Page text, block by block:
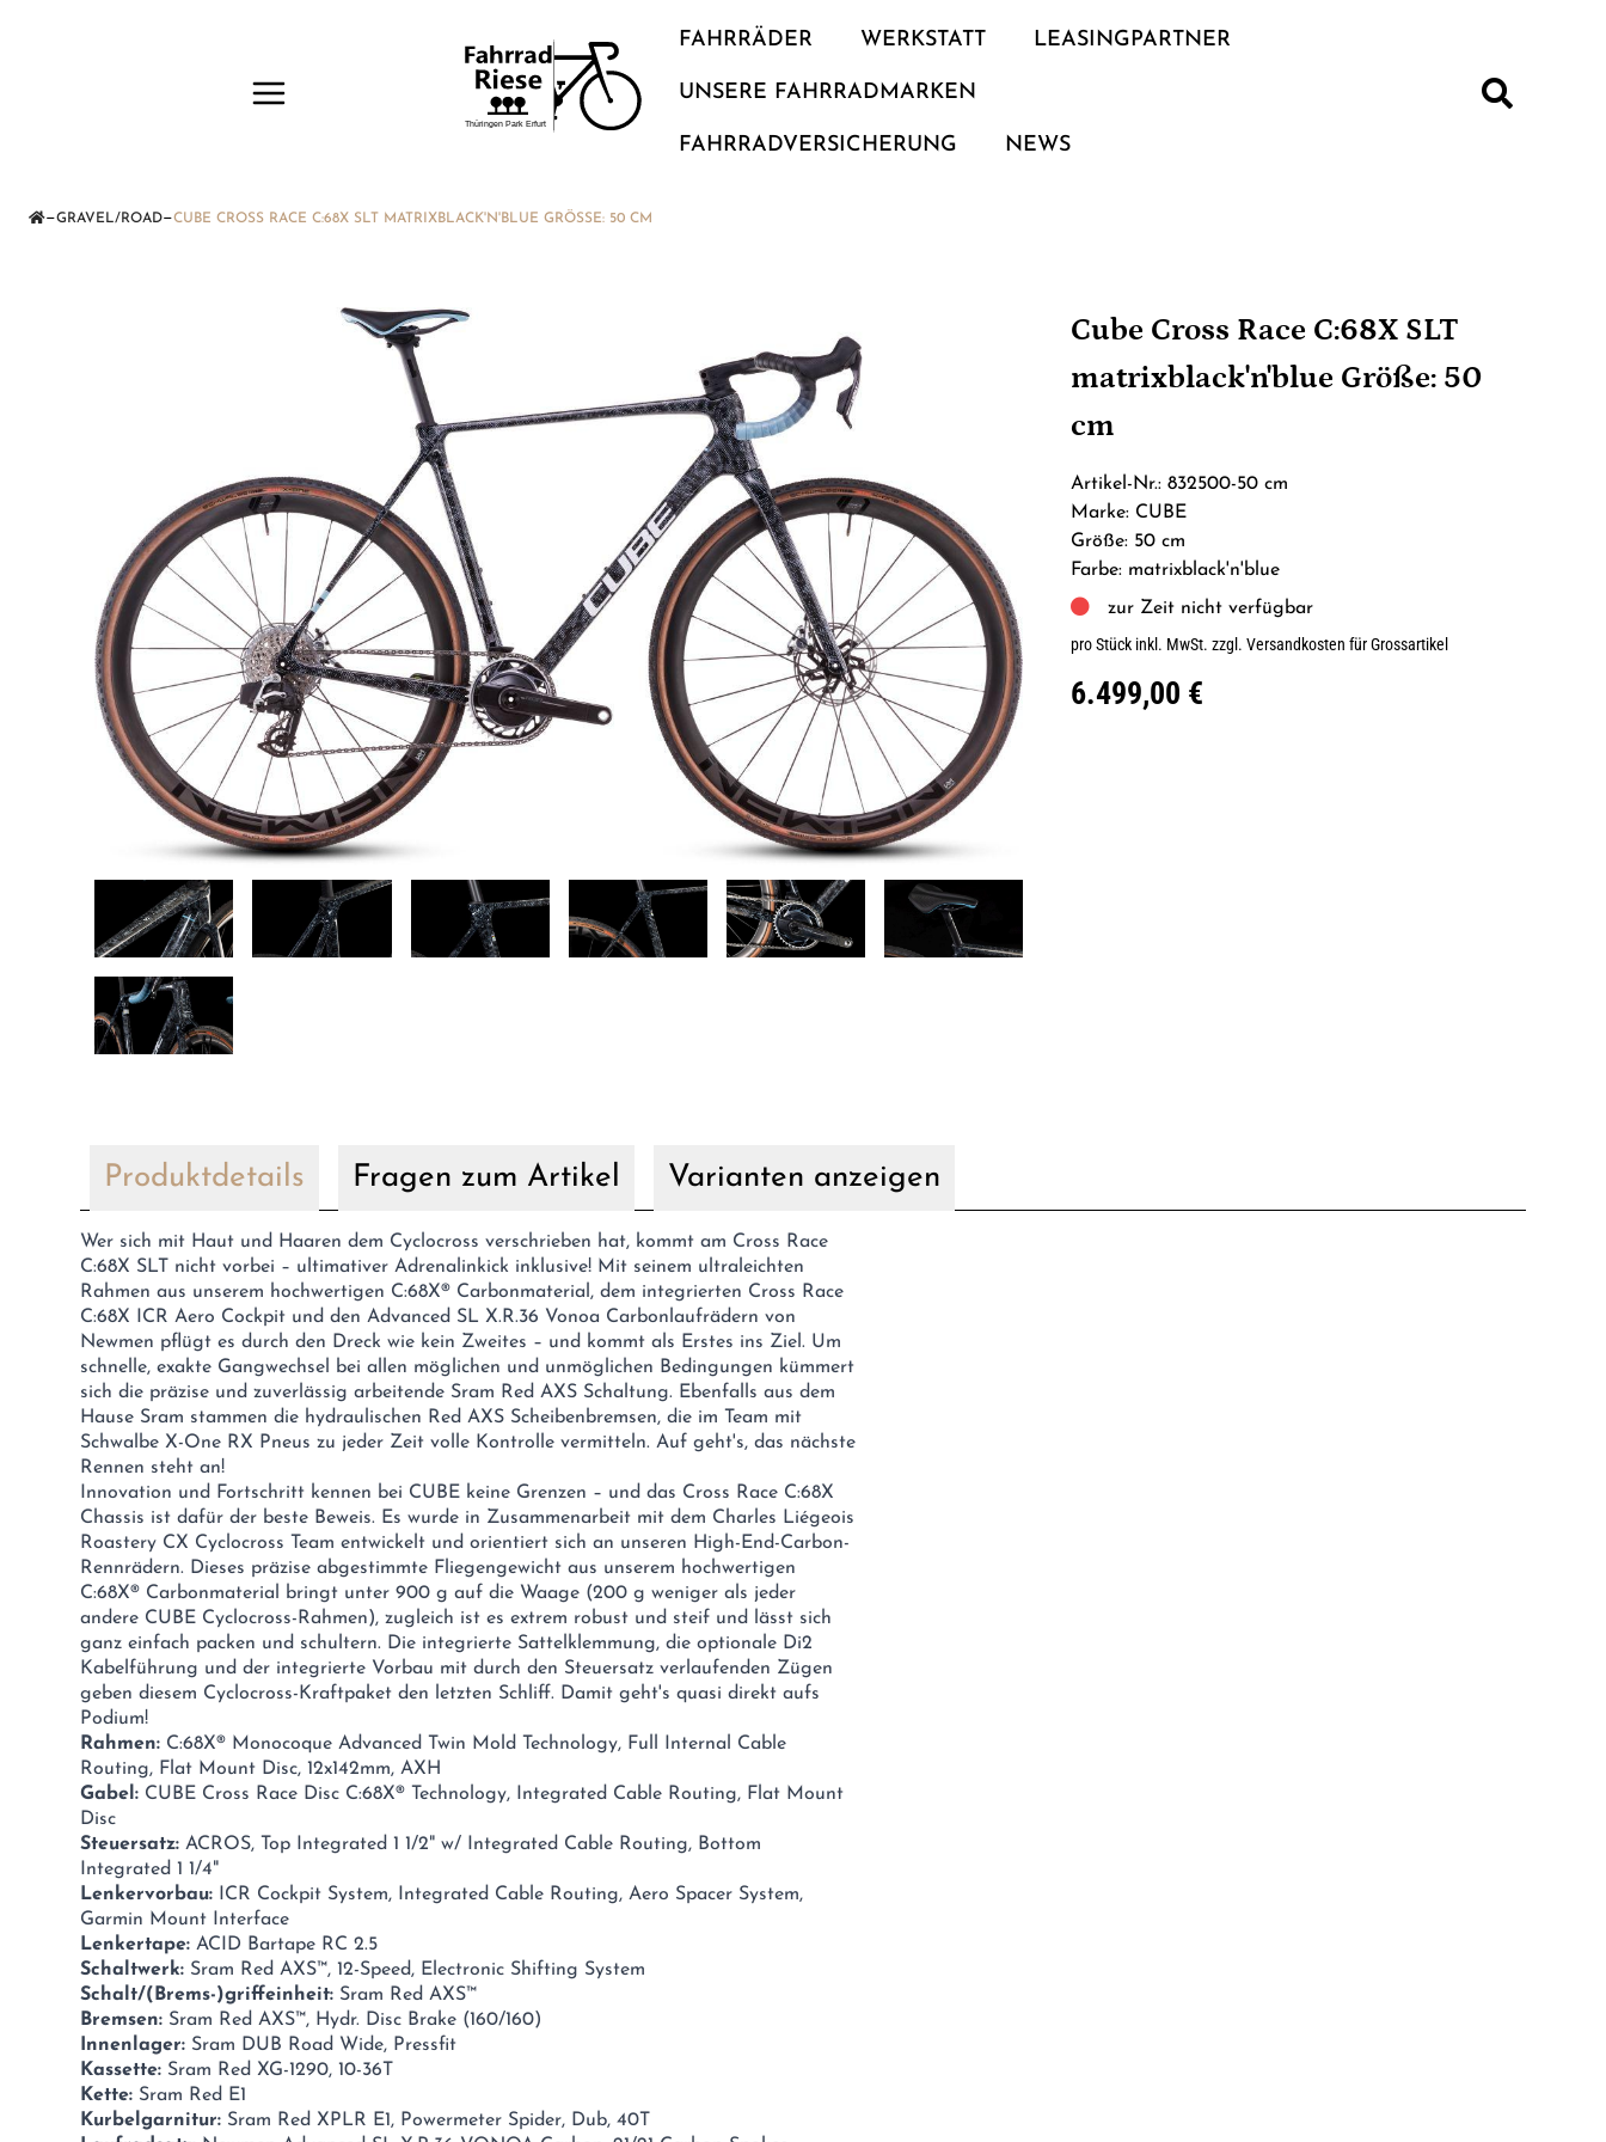
FAHRRÄDER WERKSTATT LEASINGPARTNER
UNSERE FAHRRADMARKEN
FAHRRADVERSICHERUNG NEWS
—GRAVEL/ROAD—CUBE CROSS RACE C:68X SLT MATRIXBLACK'N'BLUE GRÖSSE: 50 CM
Cube Cross Race C:68X SLT
matrixblack'n'blue Größe: 50
cm
Artikel-Nr.: 832500-50 cm
Marke: CUBE
Größe: 50 cm
Farbe: matrixblack'n'blue
zur Zeit nicht verfügbar
pro Stück inkl. MwSt.zzgl. Versandkosten für Grossartikel
6.499,00 €
Produktdetails Fragen zum Artikel Varianten anzeigen
Wer sich mit Haut und Haaren dem Cyclocross verschrieben hat, kommt am Cross Race
C:68X SLT nicht vorbei – ultimativer Adrenalinkick inklusive! Mit seinem ultraleichten
Rahmen aus unserem hochwertigen C:68X® Carbonmaterial, dem integrierten Cross Race
C:68X ICR Aero Cockpit und den Advanced SL X.R.36 Vonoa Carbonlaufrädern von
Newmen pflügt es durch den Dreck wie kein Zweites – und kommt als Erstes ins Ziel. Um
schnelle, exakte Gangwechsel bei allen möglichen und unmöglichen Bedingungen kümmert
sich die präzise und zuverlässig arbeitende Sram Red AXS Schaltung. Ebenfalls aus dem
Hause Sram stammen die hydraulischen Red AXS Scheibenbremsen, die im Team mit
Schwalbe X-One RX Pneus zu jeder Zeit volle Kontrolle vermitteln. Auf geht's, das nächste
Rennen steht an!
Innovation und Fortschritt kennen bei CUBE keine Grenzen – und das Cross Race C:68X
Chassis ist dafür der beste Beweis. Es wurde in Zusammenarbeit mit dem Charles Liégeois
Roastery CX Cyclocross Team entwickelt und orientiert sich an unseren High-End-Carbon-
Rennrädern. Dieses präzise abgestimmte Fliegengewicht aus unserem hochwertigen
C:68X® Carbonmaterial bringt unter 900 g auf die Waage (200 g weniger als jeder
andere CUBE Cyclocross-Rahmen), zugleich ist es extrem robust und steif und lässt sich
ganz einfach packen und schultern. Die integrierte Sattelklemmung, die optionale Di2
Kabelführung und der integrierte Vorbau mit durch den Steuersatz verlaufenden Zügen
geben diesem Cyclocross-Kraftpaket den letzten Schliff. Damit geht's quasi direkt aufs
Podium!
Rahmen: C:68X® Monocoque Advanced Twin Mold Technology, Full Internal Cable
Routing, Flat Mount Disc, 12x142mm, AXH
Gabel: CUBE Cross Race Disc C:68X® Technology, Integrated Cable Routing, Flat Mount
Disc
Steuersatz:ACROS, Top Integrated 1 1/2" w/ Integrated Cable Routing, Bottom
Integrated 1 1/4"
Lenkervorbau: ICR Cockpit System, Integrated Cable Routing, Aero Spacer System,
Garmin Mount Interface
Lenkertape:ACID Bartape RC 2.5
Schaltwerk: Sram Red AXS™, 12-Speed, Electronic Shifting System
Schalt/(Brems-)griffeinheit: Sram Red AXS™
Bremsen: Sram Red AXS™, Hydr. Disc Brake (160/160)
Innenlager: Sram DUB Road Wide, Pressfit
Kassette: Sram Red XG-1290, 10-36T
Kette: Sram Red E1
Kurbelgarnitur: Sram Red XPLR E1, Powermeter Spider, Dub, 40T